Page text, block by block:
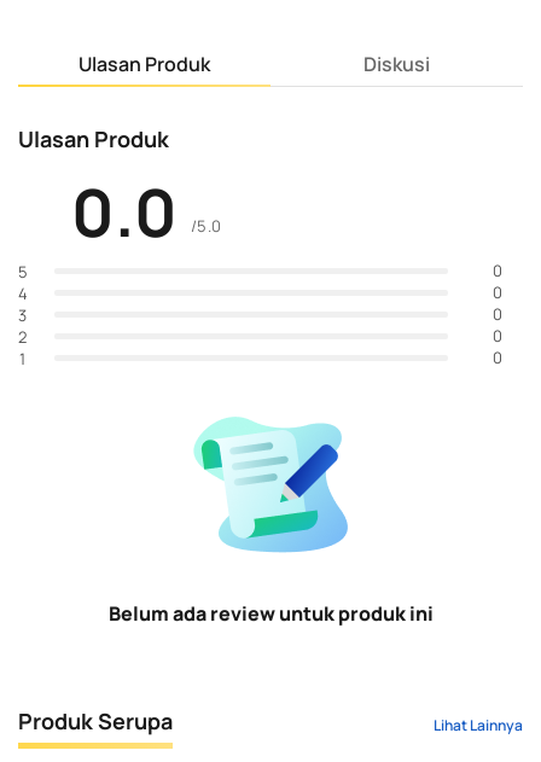
Ulasan Produk Diskusi
Ulasan Produk
0.0 /5.0
5
0
4
0
3
0
2
0
1
0
Belum ada review untuk produk ini
Produk Serupa Lihat Lainnya